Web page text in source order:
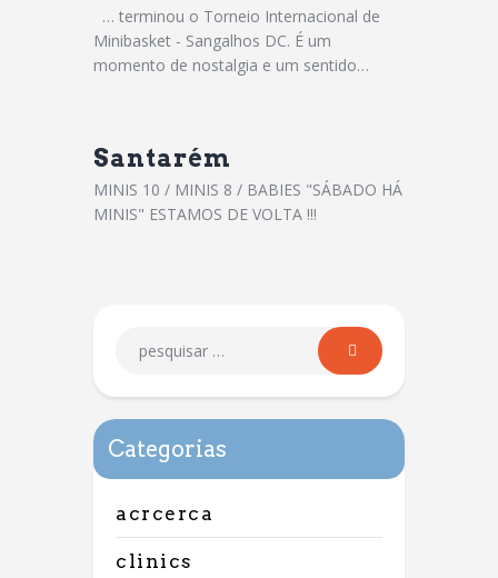
… terminou o Torneio Internacional de
Minibasket - Sangalhos DC. É um
momento de nostalgia e um sentido…
Santarém
MINIS 10 / MINIS 8 / BABIES "SÁBADO HÁ
MINIS" ESTAMOS DE VOLTA !!!
Categorias
acrcerca
clinics